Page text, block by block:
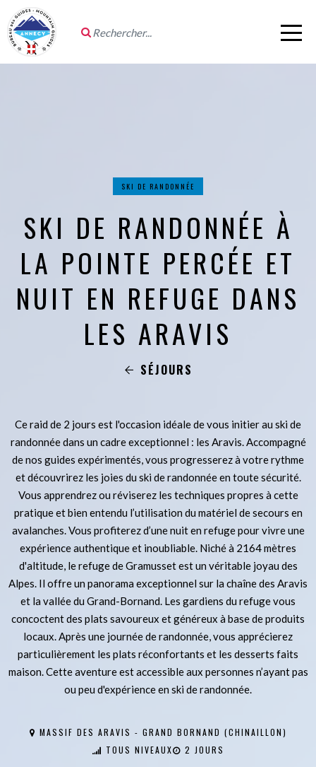
SKI DE RANDONNÉE
SKI DE RANDONNÉE À
LA POINTE PERCÉE ET
NUIT EN REFUGE DANS
LES ARAVIS
SÉJOURS
Ce raid de 2 jours est l'occasion idéale de vous initier au ski de
randonnée dans un cadre exceptionnel : les Aravis. Accompagné
de nos guides expérimentés, vous progresserez à votre rythme
et découvrirez les joies du ski de randonnée en toute sécurité.
Vous apprendrez ou réviserez les techniques propres à cette
pratique et bien entendu l’utilisation du matériel de secours en
avalanches. Vous profiterez d’une nuit en refuge pour vivre une
expérience authentique et inoubliable. Niché à 2164 mètres
d'altitude, le refuge de Gramusset est un véritable joyau des
Alpes. Il offre un panorama exceptionnel sur la chaîne des Aravis
et la vallée du Grand-Bornand. Les gardiens du refuge vous
concoctent des plats savoureux et généreux à base de produits
locaux. Après une journée de randonnée, vous apprécierez
particulièrement les plats réconfortants et les desserts faits
maison. Cette aventure est accessible aux personnes n’ayant pas
ou peu d'expérience en ski de randonnée.
MASSIF DES ARAVIS - GRAND BORNAND (CHINAILLON)
TOUS NIVEAUX
2 JOURS